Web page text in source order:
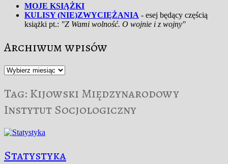
MOJE KSIĄŻKI
KULISY (NIE)ZWYCIĘŻANIA - esej będący częścią
książki pt.: "Z Wami wolność. O wojnie i z wojny"
Archiwum wpisów
Archiwum
Tag: Kijowski Międzynarodowy
Instytut Socjologiczny
Statystyka